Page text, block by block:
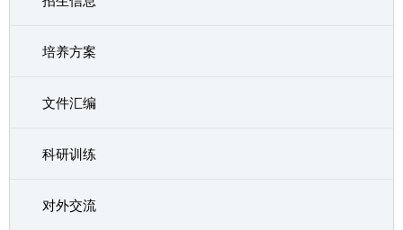
培养方案
文件汇编
科研训练
对外交流